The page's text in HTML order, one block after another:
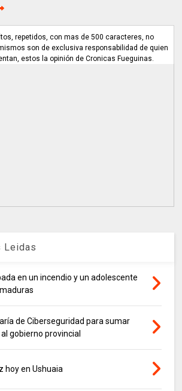
repetidos, con mas de 500 caracteres, no
son de exclusiva responsabilidad de quien
estos la opinión de Cronicas Fueguinas.
Leidas
en un incendio y un adolescente
de Ciberseguridad para sumar
gobierno provincial
hoy en Ushuaia